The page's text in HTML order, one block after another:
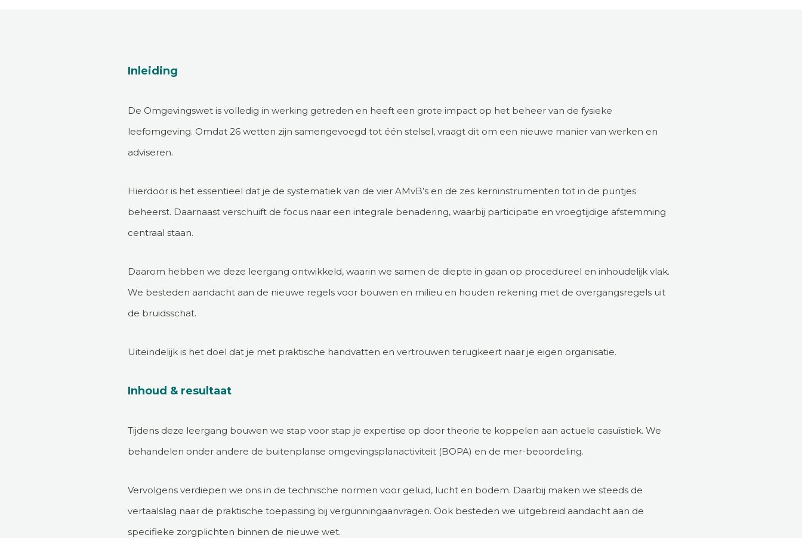
Inleiding
De Omgevingswet is volledig in werking getreden en heeft een grote impact op het beheer van de fysieke
leefomgeving. Omdat 26 wetten zijn samengevoegd tot één stelsel, vraagt dit om een nieuwe manier van werken en
adviseren.
Hierdoor is het essentieel dat je de systematiek van de vier AMvB’s en de zes kerninstrumenten tot in de puntjes
beheerst. Daarnaast verschuift de focus naar een integrale benadering, waarbij participatie en vroegtijdige afstemming
centraal staan.
Daarom hebben we deze leergang ontwikkeld, waarin we samen de diepte in gaan op procedureel en inhoudelijk vlak.
We besteden aandacht aan de nieuwe regels voor bouwen en milieu en houden rekening met de overgangsregels uit
de bruidsschat.
Uiteindelijk is het doel dat je met praktische handvatten en vertrouwen terugkeert naar je eigen organisatie.
Inhoud & resultaat
Tijdens deze leergang bouwen we stap voor stap je expertise op door theorie te koppelen aan actuele casuïstiek. We
behandelen onder andere de buitenplanse omgevingsplanactiviteit (BOPA) en de mer-beoordeling.
Vervolgens verdiepen we ons in de technische normen voor geluid, lucht en bodem. Daarbij maken we steeds de
vertaalslag naar de praktische toepassing bij vergunningaanvragen. Ook besteden we uitgebreid aandacht aan de
specifieke zorgplichten binnen de nieuwe wet.